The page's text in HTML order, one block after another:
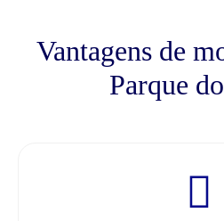
Vantagens de
Parque